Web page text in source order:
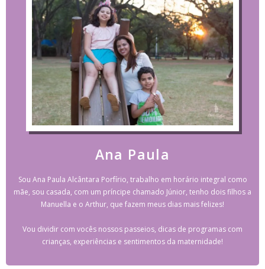
Ana Paula
Sou Ana Paula Alcântara Porfírio, trabalho em horário integral como
mãe, sou casada, com um príncipe chamado Júnior, tenho dois filhos a
Manuella e o Arthur, que fazem meus dias mais felizes!
Vou dividir com vocês nossos passeios, dicas de programas com
crianças, experiências e sentimentos da maternidade!